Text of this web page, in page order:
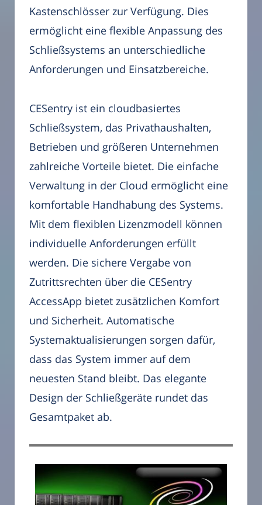
Kastenschlösser zur Verfügung. Dies
ermöglicht eine flexible Anpassung des
Schließsystems an unterschiedliche
Anforderungen und Einsatzbereiche.
CESentry ist ein cloudbasiertes
Schließsystem, das Privathaushalten,
Betrieben und größeren Unternehmen
zahlreiche Vorteile bietet. Die einfache
Verwaltung in der Cloud ermöglicht eine
komfortable Handhabung des Systems.
Mit dem flexiblen Lizenzmodell können
individuelle Anforderungen erfüllt
werden. Die sichere Vergabe von
Zutrittsrechten über die CESentry
AccessApp bietet zusätzlichen Komfort
und Sicherheit. Automatische
Systemaktualisierungen sorgen dafür,
dass das System immer auf dem
neuesten Stand bleibt. Das elegante
Design der Schließgeräte rundet das
Gesamtpaket ab.